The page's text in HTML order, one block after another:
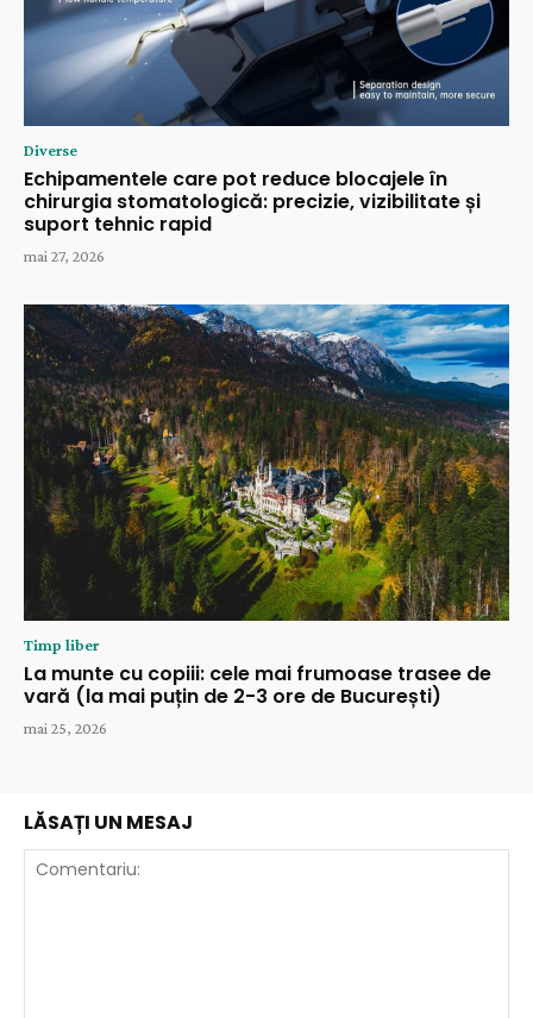
Diverse
Echipamentele care pot reduce blocajele în
chirurgia stomatologică: precizie, vizibilitate și
suport tehnic rapid
mai 27, 2026
Timp liber
La munte cu copiii: cele mai frumoase trasee de
vară (la mai puțin de 2-3 ore de București)
mai 25, 2026
LĂSAȚI UN MESAJ